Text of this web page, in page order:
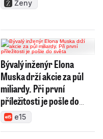
Ženy
Bývalý inženýr Elona
Muska drží akcie za půl
miliardy. Při první
příležitosti je pošle do
světae15